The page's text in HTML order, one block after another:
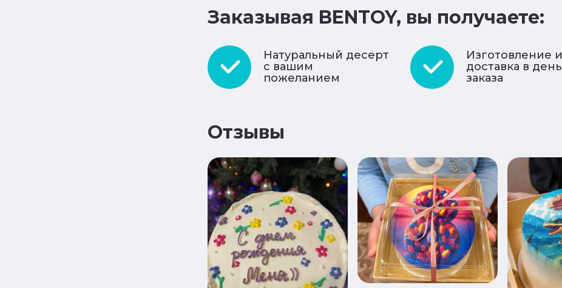
Заказывая BENTOY, вы получаете:
Натуральный десерт
с вашим
пожеланием
Изготовление и
доставка в день
заказа
Отзывы